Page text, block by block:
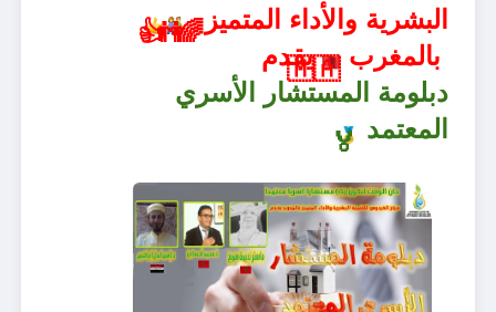
البشرية والأداء المتميز 🌈
👫
👍
بالمغرب🇲🇦
يقدم
دبلومة المستشار الأسري
المعتمد 🏅